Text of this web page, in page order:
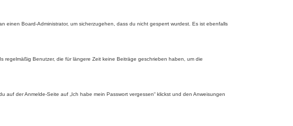
Board-Administrator, um sicherzugehen, dass du nicht gesperrt wurdest. Es ist ebenfalls
Benutzer, die für längere Zeit keine Beiträge geschrieben haben, um die
der Anmelde-Seite auf „Ich habe mein Passwort vergessen“ klickst und den Anweisungen